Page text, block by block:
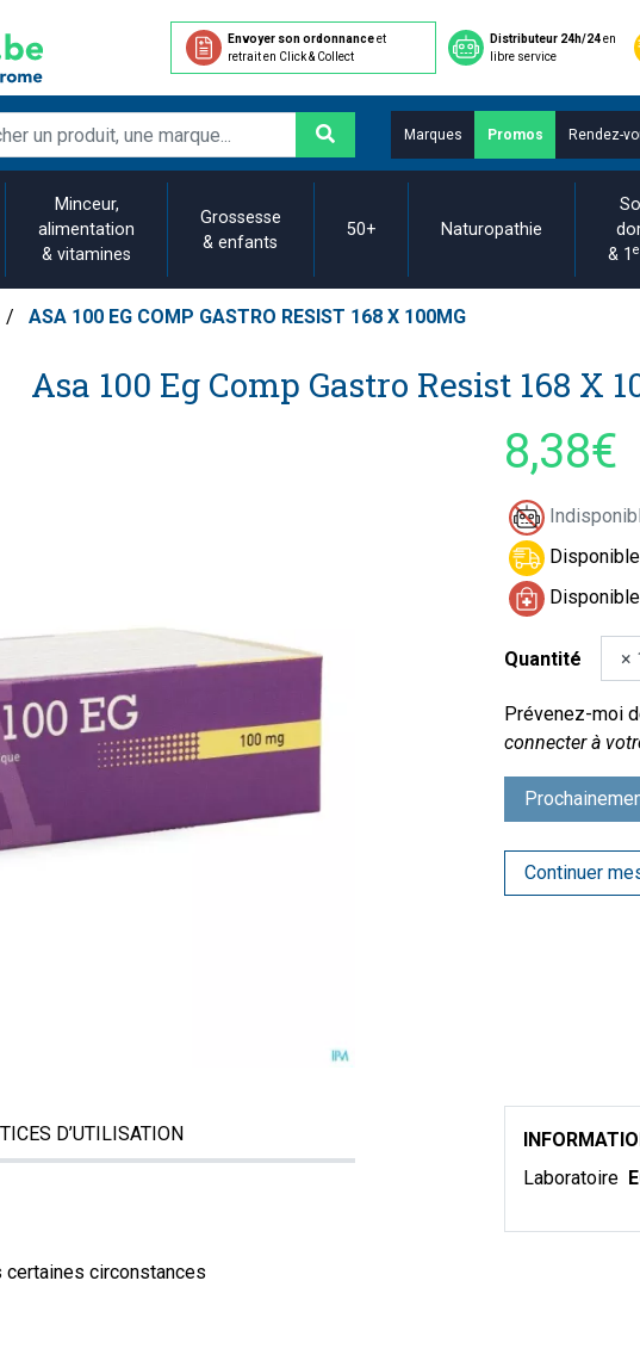
Envoyer son ordonnanceet
retrait en Click & Collect
Distributeur 24h/24en
libre service
Marques Promos Rendez-
Minceur,
alimentation
& vitamines
Grossesse
& enfants
50+ Naturopathie
& 1
ASA 100 EG COMP GASTRO RESIST 168 X 100MG
Asa 100 Eg Comp Gastro Resist 168 X
8,38€
Quantité
Prévenez-moi
connecter à
Continuer
D’UTILISATION
certaines circonstances
Laboratoire